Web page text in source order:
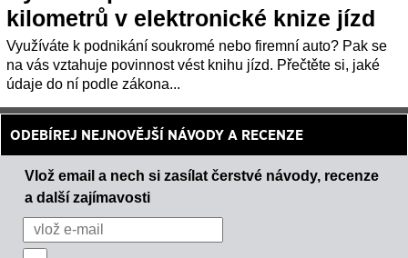
kilometrů v elektronické knize jízd
Využíváte k podnikání soukromé nebo firemní auto? Pak se
na vás vztahuje povinnost vést knihu jízd. Přečtěte si, jaké
údaje do ní podle zákona...
ODEBÍREJ NEJNOVĚJŠÍ NÁVODY A RECENZE
Vlož email a nech si zasílat čerstvé návody, recenze
a další zajímavosti